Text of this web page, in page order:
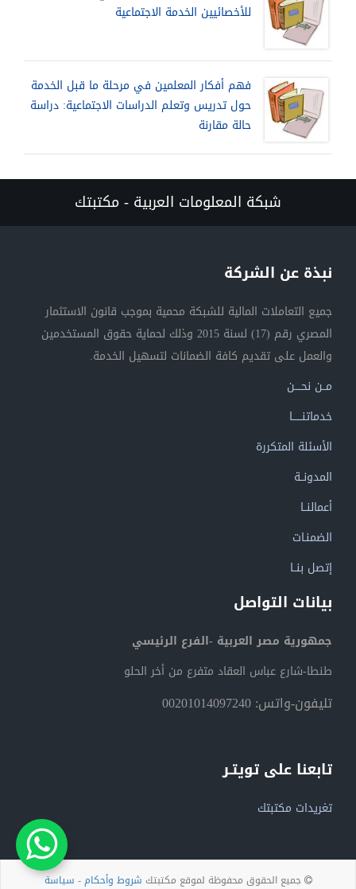
للأخصائيين الخدمة الاجتماعية
فهم أفكار المعلمين في مرحلة ما قبل الخدمة
حول تدريس وتعلم الدراسات الاجتماعية: دراسة
حالة مقارنة
شبكة المعلومات العربية - مكتبتك
نبذة عن الشركة
جميع التعاملات المالية للشبكة محمية بموجب قانون الاستثمار
المصري رقم (17) لسنة 2015 وذلك لحماية حقوق المستخدمين
والعمل على تقديم كافة الضمانات لتسهيل الخدمة.
مــن نحــــن
خدماتنــــــا
الأسئلة المتكررة
المدونــة
أعمالنــا
الضمنـات
إتصل بنــا
بيانات التواصل
جمهورية مصر العربية -الفرع الرئيسي
طنطا-شارع عباس العقاد متفرع من أخر الحلو
تليفون-واتس: 00201014097240
تابعنا على تويتـر
تغريدات مكتبتك
جميع الحقوق محفوظة لموقع مكتبتك شروط وأحكام- سياسة